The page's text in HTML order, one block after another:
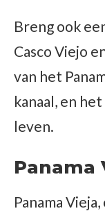
Breng ook
Casco Viejo
van het
kanaal, en
leven.
Panama
Panama